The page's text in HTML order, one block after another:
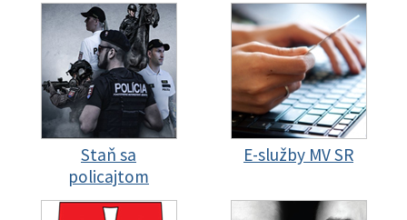
Staň sa
policajtom
E-služby MV SR